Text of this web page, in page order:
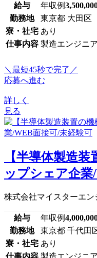
給与 年収例
勤務地
東京都 大田区
寮・社宅 あり
仕事内容 製造エンジニ
＼最短45秒で完了／
応募へ進む
詳しく
見る
【半導体製造
ップシェア企
株式会社マイスターエン
給与 年収例
勤務地
東京都 千代田
寮・社宅 あり
仕事内容 製造エンジニ